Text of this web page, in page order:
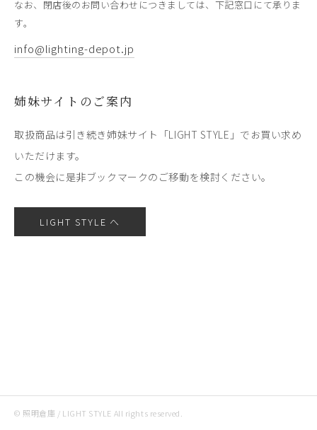
なお、閉店後のお問い合わせにつきましては、下記窓口にて承りま
す。
info@lighting-depot.jp
姉妹サイトのご案内
取扱商品は引き続き姉妹サイト「LIGHT STYLE」でお買い求め
いただけます。
この機会に是非ブックマークのご移動を検討ください。
LIGHT STYLE へ
© 照明倉庫 / LIGHT STYLE All rights reserved.